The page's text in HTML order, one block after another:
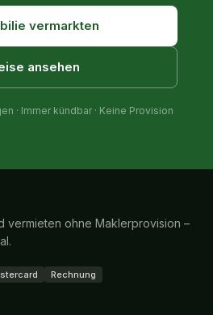
vermarkten
ansehen
· Immer kündbar · Keine Provision
vermieten ohne Maklerprovision –
Rechnung